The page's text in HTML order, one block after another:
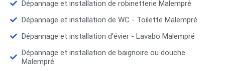
Dépannage et installation de robinetterie Malempré
Dépannage et installation de WC - Toilette Malempré
Dépannage et installation d'évier - Lavabo Malempré
Dépannage et installation de baignoire ou douche
Malempré